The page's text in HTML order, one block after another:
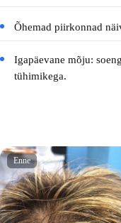
Õhemad piirkonnad
Igapäevane mõju:
tühimikega.
Enne